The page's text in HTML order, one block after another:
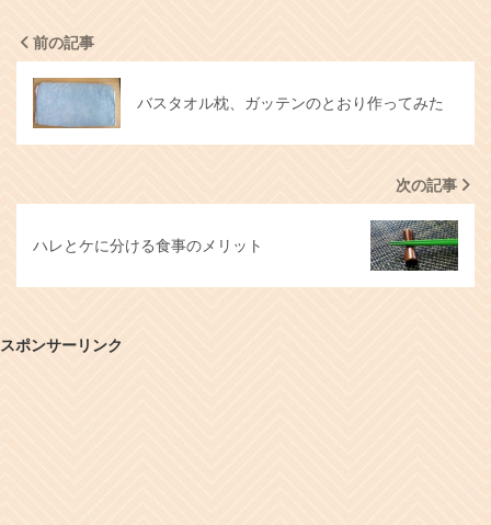
前の記事
バスタオル枕、ガッテンのとおり作ってみた
次の記事
ハレとケに分ける食事のメリット
スポンサーリンク